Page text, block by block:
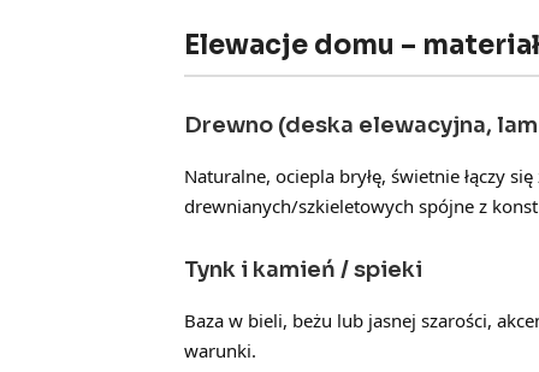
Elewacje domu –
Drewno (deska elewacyjna,
Naturalne, ociepla bryłę, świetnie łączy
drewnianych/szkieletowych spójne z
Tynk i kamień / spieki
Baza w bieli, beżu lub jasnej szarości,
warunki.